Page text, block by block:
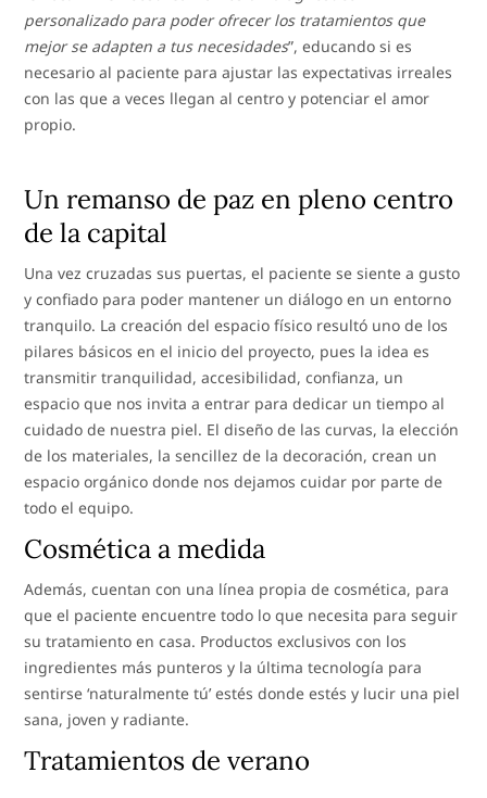
personalizado para poder ofrecer los tratamientos que
mejor se adapten a tus necesidades”, educando si es
necesario al paciente para ajustar las expectativas irreales
con las que a veces llegan al centro y potenciar el amor
propio.
Un remanso de paz en pleno centro
de la capital
Una vez cruzadas sus puertas, el paciente se siente a gusto
y confiado para poder mantener un diálogo en un entorno
tranquilo. La creación del espacio físico resultó uno de los
pilares básicos en el inicio del proyecto, pues la idea es
transmitir tranquilidad, accesibilidad, confianza, un
espacio que nos invita a entrar para dedicar un tiempo al
cuidado de nuestra piel. El diseño de las curvas, la elección
de los materiales, la sencillez de la decoración, crean un
espacio orgánico donde nos dejamos cuidar por parte de
todo el equipo.
Cosmética a medida
Además, cuentan con una línea propia de cosmética, para
que el paciente encuentre todo lo que necesita para seguir
su tratamiento en casa. Productos exclusivos con los
ingredientes más punteros y la última tecnología para
sentirse ‘naturalmente tú’ estés donde estés y lucir una piel
sana, joven y radiante.
Tratamientos de verano